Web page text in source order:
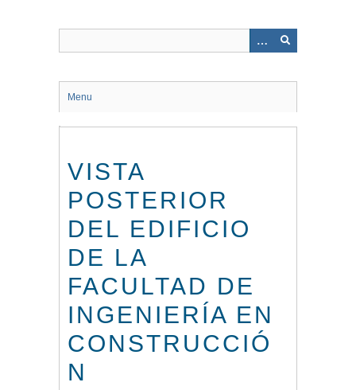
Menu
VISTA
POSTERIOR
DEL EDIFICIO
DE LA
FACULTAD DE
INGENIERÍA EN
CONSTRUCCIÓ
N